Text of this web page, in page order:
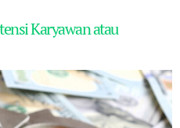
Karyawan atau